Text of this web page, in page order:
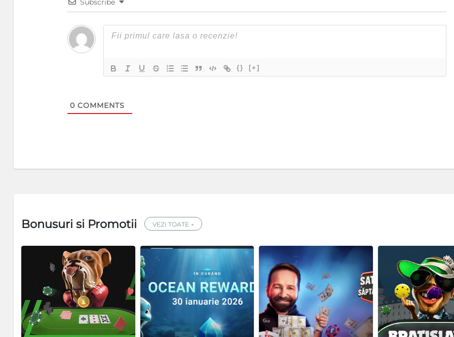
Subscribe
{} [+]
0 COMMENTS
Bonusuri si Promotii VEZI TOATE →